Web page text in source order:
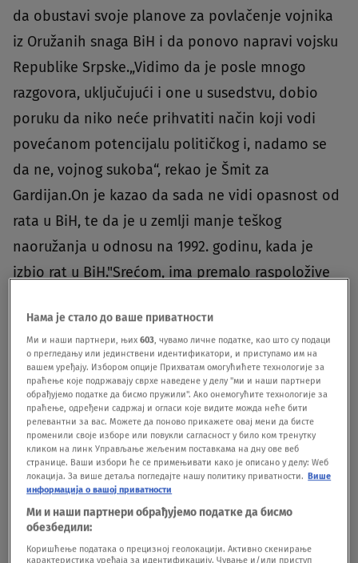
da obustavi svoje planove za povlačenje vojnika
iz Oružanih snaga BiH i da ponovo napravi vojsku
Republike Srpske.„Vidimo da je posle mnogo
razgovora, uključujući i one u susedstvu, dobio
poruku da niko neće prihvatiti način koji vodi
povećanom potencijalu političkog i, nadamo se
da ne, vojnog sukoba“, rekao je Šmit za
Gardijan.On je kazao da sada ne vidi opasnost od
rata u BiH, te da je u zemlji manje teškog
naoružanja u odnosu na 1992. godinu, kada je
izbio rat u BiH."Srećom, ima premalo raspoložive
upozorio da Dodikova retorika i njegova obećanja
da će prekinuti pravni i poreski sistem na
državnom nivou vode BiH ka teškoj krizi."Ova
samoispunjavajuća taktika došla je do tačke u
kojoj se on ne može vratiti, a da ne izgubi obraz.
Moj utisak je da smo vrlo, vrlo blizu ove tačke i za
to je potreban vrlo jasan odgovor međunarodne
zajednice", naglasio je Visoki predstavnik u
BiH.Dodao je da je "izazov takvog raspada BiH to
što se to ne može ograničiti samo na BiH".BONUS
Нама је стало до ваше приватности
Ми и наши партнери, њих603, чувамо личне податке, као што су подаци
о прегледању или јединствени идентификатори, и приступамо им на
вашем уређају. Избором опције Прихватам омогућићете технологије за
праћење које подржавају сврхе наведене у делу "ми и наши партнери
обрађујемо податке да бисмо пружили". Ако онемогућите технологије за
праћење, одређени садржај и огласи које видите можда неће бити
релевантни за вас. Можете да поново прикажете овај мени да бисте
променили своје изборе или повукли сагласност у било ком тренутку
кликом на линк Управљање жељеним поставкама на дну ове веб
странице. Ваши избори ће се примењивати како је описано у делу: Wеб
локација. За више детаља погледајте нашу политику приватности. Више
информација о вашој приватности
Ми и наши партнери обрађујемо податке да бисмо
обезбедили:
Коришћење података о прецизној геолокацији. Активно скенирање
карактеристика уређаја за идентификацију. Чување и/или приступ